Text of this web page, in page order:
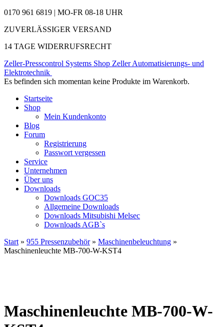
0170 961 6819 | MO-FR 08-18 UHR
ZUVERLÄSSIGER VERSAND
14 TAGE WIDERRUFSRECHT
Zeller-Presscontrol Systems Shop Zeller Automatisierungs- und
Elektrotechnik
Es befinden sich momentan keine Produkte im Warenkorb.
Startseite
Shop
Mein Kundenkonto
Blog
Forum
Registrierung
Passwort vergessen
Service
Unternehmen
Über uns
Downloads
Downloads GOC35
Allgemeine Downloads
Downloads Mitsubishi Melsec
Downloads AGB`s
Start » 955 Pressenzubehör» Maschinenbeleuchtung »
Maschinenleuchte MB-700-W-KST4
Maschinenleuchte MB-700-W-